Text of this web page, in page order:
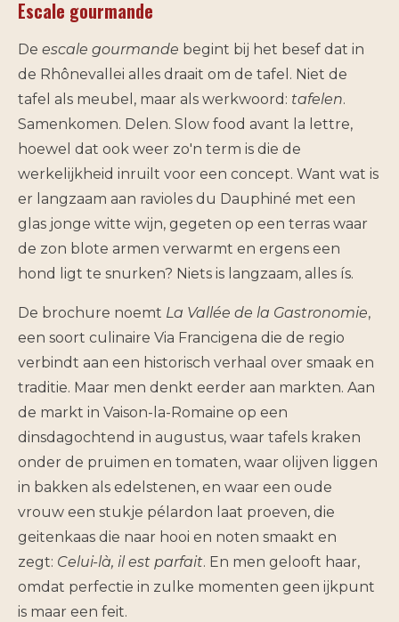
Escale gourmande
De escale gourmande begint bij het besef dat in
de Rhônevallei alles draait om de tafel. Niet de
tafel als meubel, maar als werkwoord: tafelen.
Samenkomen. Delen. Slow food avant la lettre,
hoewel dat ook weer zo'n term is die de
werkelijkheid inruilt voor een concept. Want wat is
er langzaam aan ravioles du Dauphiné met een
glas jonge witte wijn, gegeten op een terras waar
de zon blote armen verwarmt en ergens een
hond ligt te snurken? Niets is langzaam, alles ís.
De brochure noemt La Vallée de la Gastronomie,
een soort culinaire Via Francigena die de regio
verbindt aan een historisch verhaal over smaak en
traditie. Maar men denkt eerder aan markten. Aan
de markt in Vaison-la-Romaine op een
dinsdagochtend in augustus, waar tafels kraken
onder de pruimen en tomaten, waar olijven liggen
in bakken als edelstenen, en waar een oude
vrouw een stukje pélardon laat proeven, die
geitenkaas die naar hooi en noten smaakt en
zegt: Celui-là, il est parfait. En men gelooft haar,
omdat perfectie in zulke momenten geen ijkpunt
is maar een feit.